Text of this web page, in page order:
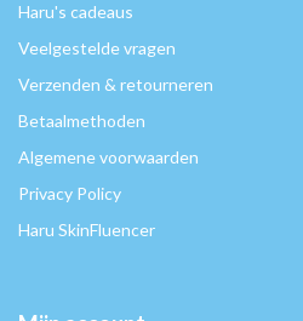
Haru's cadeaus
Veelgestelde vragen
Verzenden & retourneren
Betaalmethoden
Algemene voorwaarden
Privacy Policy
Haru SkinFluencer